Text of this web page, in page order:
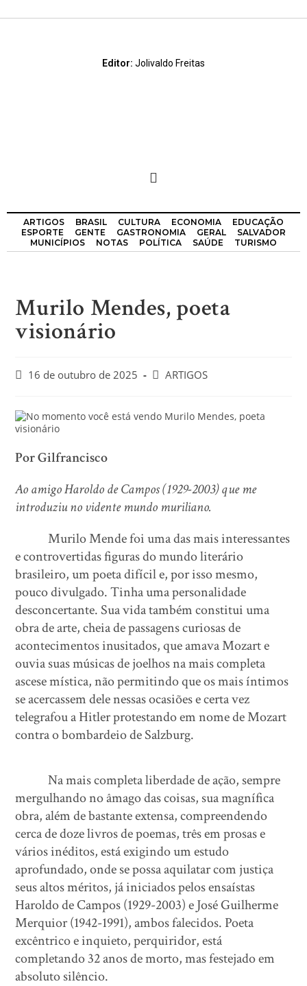
Editor: Jolivaldo Freitas
ARTIGOS BRASIL CULTURA ECONOMIA
EDUCAÇÃO
ESPORTE
GENTE GASTRONOMIA GERAL
SALVADOR
MUNICÍPIOS
NOTAS POLÍTICA SAÚDE TURISMO
Murilo Mendes, poeta
visionário
16 de outubro de 2025 ARTIGOS
Por Gilfrancisco
Ao amigo Haroldo de Campos (1929-2003) que me
introduziu no vidente mundo muriliano.
Murilo Mende foi uma das mais interessantes
e controvertidas figuras do mundo literário
brasileiro, um poeta difícil e, por isso mesmo,
pouco divulgado. Tinha uma personalidade
desconcertante. Sua vida também constitui uma
obra de arte, cheia de passagens curiosas de
acontecimentos inusitados, que amava Mozart e
ouvia suas músicas de joelhos na mais completa
ascese mística, não permitindo que os mais íntimos
se acercassem dele nessas ocasiões e certa vez
telegrafou a Hitler protestando em nome de Mozart
contra o bombardeio de Salzburg.
Na mais completa liberdade de ação, sempre
mergulhando no âmago das coisas, sua magnífica
obra, além de bastante extensa, compreendendo
cerca de doze livros de poemas, três em prosas e
vários inéditos, está exigindo um estudo
aprofundado, onde se possa aquilatar com justiça
seus altos méritos, já iniciados pelos ensaístas
Haroldo de Campos (1929-2003) e José Guilherme
Merquior (1942-1991), ambos falecidos. Poeta
excêntrico e inquieto, perquiridor, está
completando 32 anos de morto, mas festejado em
absoluto silêncio.